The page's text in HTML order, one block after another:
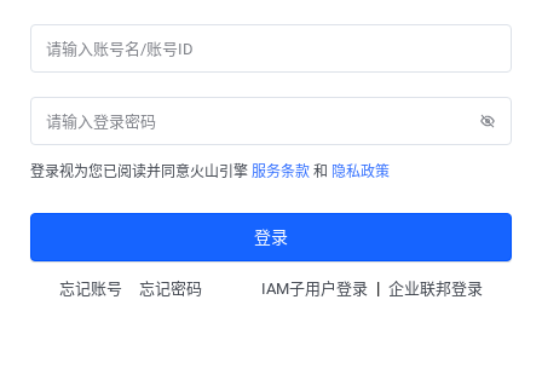
登录视为您已阅读并同意火山引擎 服务条款 和 隐私政策
登录
忘记账号 忘记密码 IAM子用户登录 | 企业联邦登录